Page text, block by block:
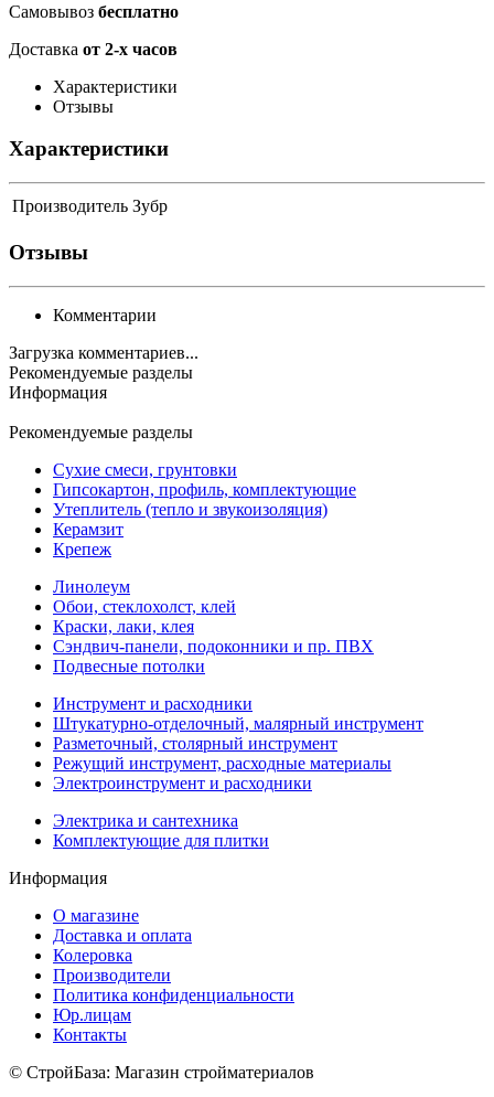
Самовывоз бесплатно
Доставка от 2-х часов
Характеристики
Отзывы
Характеристики
Производитель Зубр
Отзывы
Комментарии
Загрузка комментариев...
Рекомендуемые разделы
Информация
Рекомендуемые разделы
Сухие смеси, грунтовки
Гипсокартон, профиль, комплектующие
Утеплитель (тепло и звукоизоляция)
Керамзит
Крепеж
Линолеум
Обои, стеклохолст, клей
Краски, лаки, клея
Сэндвич-панели, подоконники и пр. ПВХ
Подвесные потолки
Инструмент и расходники
Штукатурно-отделочный, малярный инструмент
Разметочный, столярный инструмент
Режущий инструмент, расходные материалы
Электроинструмент и расходники
Электрика и сантехника
Комплектующие для плитки
Информация
О магазине
Доставка и оплата
Колеровка
Производители
Политика конфиденциальности
Юр.лицам
Контакты
© СтройБаза: Магазин стройматериалов